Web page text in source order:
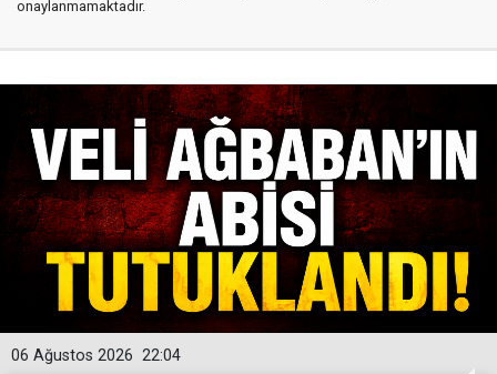
onaylanmamaktadır.
22:04
06 Ağustos 2026